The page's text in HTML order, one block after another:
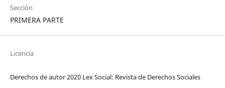
Sección
PRIMERA PARTE
Licencia
Derechos de autor 2020 Lex Social: Revista de Derechos Sociales